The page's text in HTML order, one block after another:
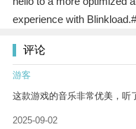
experience with
评论
游客
这款游戏的音乐非常优美，听
2025-09-02